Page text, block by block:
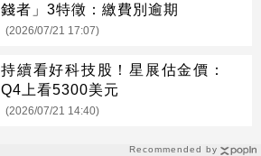
Recommended by
錢者」3特徵：繳費別逾期
(2026/07/21 17:07)
持續看好科技股！星展估金價：
Q4上看5300美元
(2026/07/21 14:40)